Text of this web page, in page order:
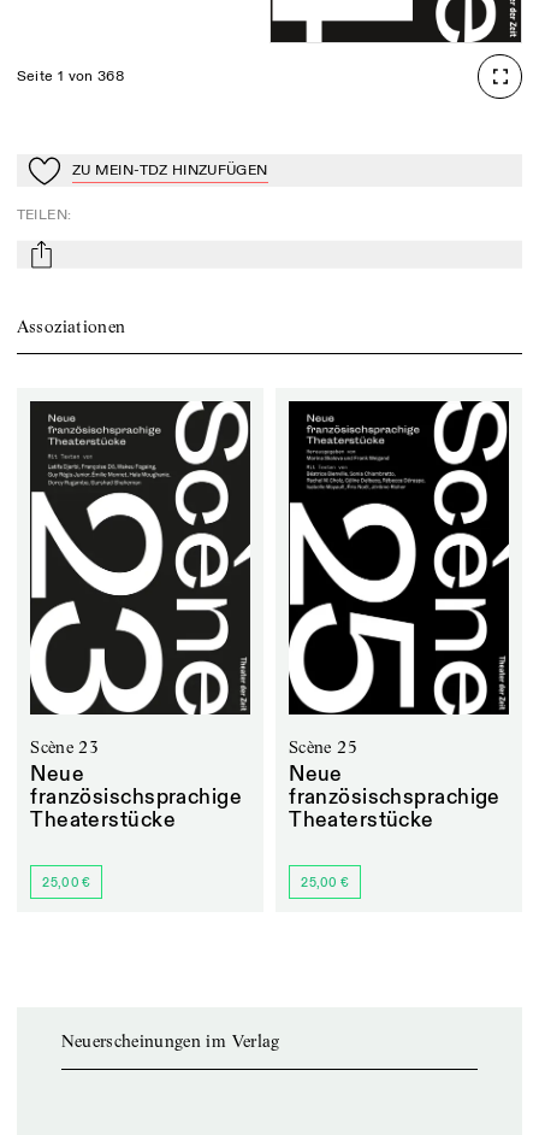
Seite 1 von 368
Zu Mein-TdZ hinzufügen
ZU MEIN-TDZ HINZUFÜGEN
TEILEN:
mail
Assoziationen
Scène 23
Neue
französischsprachige
Theaterstücke
25,00 €
Scène 25
Neue
französischsprachige
Theaterstücke
25,00 €
Neuerscheinungen im Verlag